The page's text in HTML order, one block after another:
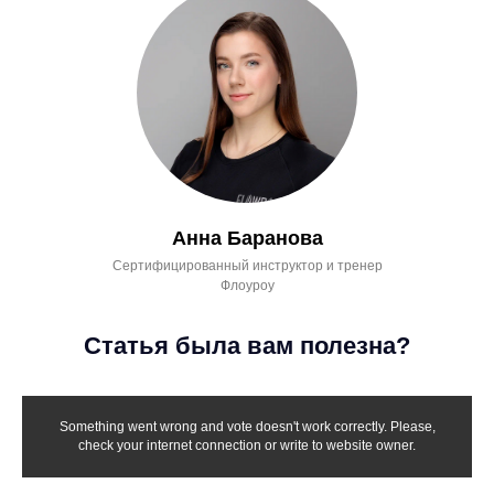
Анна Баранова
Сертифицированный инструктор и тренер
Флоуроу
Статья была вам полезна?
Something went wrong and vote doesn't work correctly. Please,
check your internet connection or write to website owner.
Личный кабинет
Режим работы:
Пн - Пт: 08:00 – 22:00
Сб, Вс: 10:00 – 16:00
Москва,
ул. Новослободская, д. 3,
2 этаж
м. Новослободская
АО "ФЛОУ РОУ" ⠀⠀⠀ОГРН 1257700136011⠀⠀⠀ ИНН:
Политика конфиденциальности